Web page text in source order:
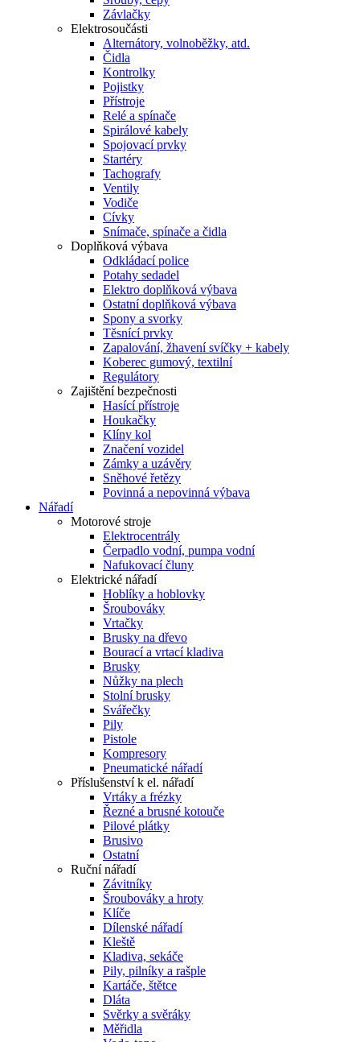
Závlačky
Elektrosoučásti
Alternátory, volnoběžky, atd.
Čidla
Kontrolky
Pojistky
Přístroje
Relé a spínače
Spirálové kabely
Spojovací prvky
Startéry
Tachografy
Ventily
Vodiče
Cívky
Snímače, spínače a čidla
Doplňková výbava
Odkládací police
Potahy sedadel
Elektro doplňková výbava
Ostatní doplňková výbava
Spony a svorky
Těsnící prvky
Zapalování, žhavení svíčky + kabely
Koberec gumový, textilní
Regulátory
Zajištění bezpečnosti
Hasící přístroje
Houkačky
Klíny kol
Značení vozidel
Zámky a uzávěry
Sněhové řetězy
Povinná a nepovinná výbava
Nářadí
Motorové stroje
Elektrocentrály
Čerpadlo vodní, pumpa vodní
Nafukovací čluny
Elektrické nářadí
Hoblíky a hoblovky
Šroubováky
Vrtačky
Brusky na dřevo
Bourací a vrtací kladiva
Brusky
Nůžky na plech
Stolní brusky
Svářečky
Pily
Pistole
Kompresory
Pneumatické nářadí
Příslušenství k el. nářadí
Vrtáky a frézky
Řezné a brusné kotouče
Pilové plátky
Brusivo
Ostatní
Ruční nářadí
Závitníky
Šroubováky a hroty
Klíče
Dílenské nářadí
Kleště
Kladiva, sekáče
Pily, pilníky a rašple
Kartáče, štětce
Dláta
Svěrky a svěráky
Měřidla